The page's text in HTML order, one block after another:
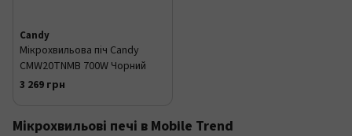
Candy
Мікрохвильова піч Candy
CMW20TNMB 700W Чорний
3 269 грн
Мікрохвильові печі в Mobile Trend